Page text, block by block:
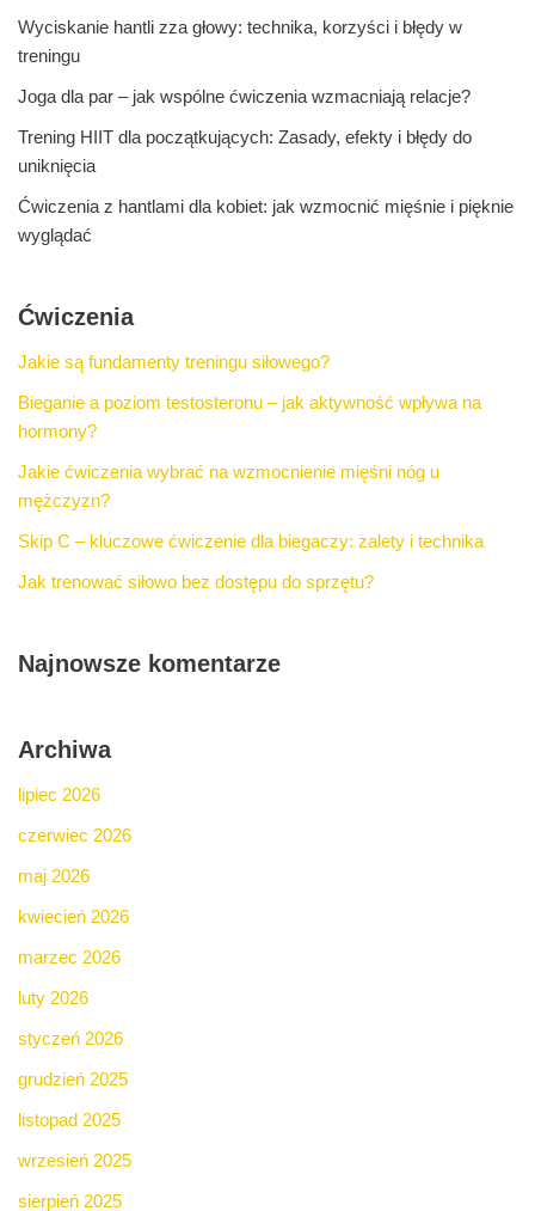
Wyciskanie hantli zza głowy: technika, korzyści i błędy w
treningu
Joga dla par – jak wspólne ćwiczenia wzmacniają relacje?
Trening HIIT dla początkujących: Zasady, efekty i błędy do
uniknięcia
Ćwiczenia z hantlami dla kobiet: jak wzmocnić mięśnie i pięknie
wyglądać
Ćwiczenia
Jakie są fundamenty treningu siłowego?
Bieganie a poziom testosteronu – jak aktywność wpływa na
hormony?
Jakie ćwiczenia wybrać na wzmocnienie mięśni nóg u
mężczyzn?
Skip C – kluczowe ćwiczenie dla biegaczy: zalety i technika
Jak trenować siłowo bez dostępu do sprzętu?
Najnowsze komentarze
Archiwa
lipiec 2026
czerwiec 2026
maj 2026
kwiecień 2026
marzec 2026
luty 2026
styczeń 2026
grudzień 2025
listopad 2025
wrzesień 2025
sierpień 2025